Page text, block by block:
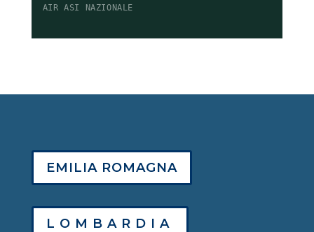
AIR ASI NAZIONALE
EMILIA ROMAGNA
LOMBARDIA